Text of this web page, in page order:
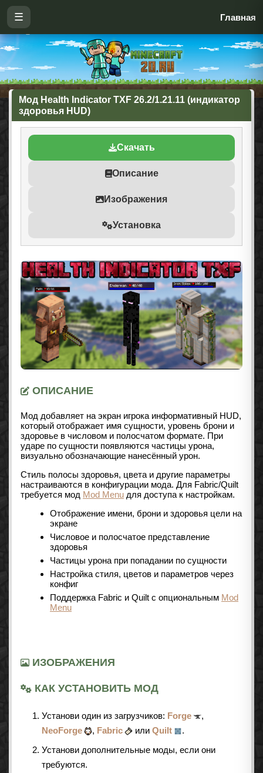
☰ Главная
Мод Health Indicator TXF 26.2/1.21.11 (индикатор
здоровья HUD)
Скачать
Описание
Изображения
Установка
ОПИСАНИЕ
Мод добавляет на экран игрока информативный HUD,
который отображает имя сущности, уровень брони и
здоровье в числовом и полосчатом формате. При
ударе по сущности появляются частицы урона,
визуально обозначающие нанесённый урон.
Стиль полосы здоровья, цвета и другие параметры
настраиваются в конфигурации мода. Для Fabric/Quilt
требуется мод Mod Menu для доступа к настройкам.
Отображение имени, брони и здоровья цели на
экране
Числовое и полосчатое представление
здоровья
Частицы урона при попадании по сущности
Настройка стиля, цветов и параметров через
конфиг
Поддержка Fabric и Quilt с опциональным Mod
Menu
ИЗОБРАЖЕНИЯ
КАК УСТАНОВИТЬ МОД
Установи один из загрузчиков: Forge
,
NeoForge
, Fabric или Quilt
.
Установи дополнительные моды, если они
требуются.